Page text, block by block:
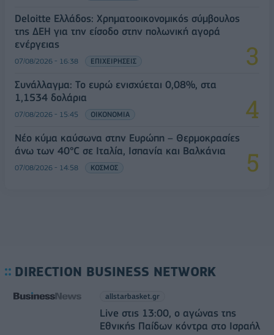
Deloitte Ελλάδος: Χρηματοοικονομικός σύμβουλος
της ΔΕΗ για την είσοδο στην πολωνική αγορά
ενέργειας
07/08/2026 - 16:38 ΕΠΙΧΕΙΡΗΣΕΙΣ
Συνάλλαγμα: Το ευρώ ενισχύεται 0,08%, στα
1,1534 δολάρια
07/08/2026 - 15:45 ΟΙΚΟΝΟΜΙΑ
Νέο κύμα καύσωνα στην Ευρώπη – Θερμοκρασίες
άνω των 40°C σε Ιταλία, Ισπανία και Βαλκάνια
07/08/2026 - 14:58 ΚΟΣΜΟΣ
DIRECTION BUSINESS NETWORK
allstarbasket.gr
Live στις 13:00, ο αγώνας της
Εθνικής Παίδων κόντρα στο Ισραήλ